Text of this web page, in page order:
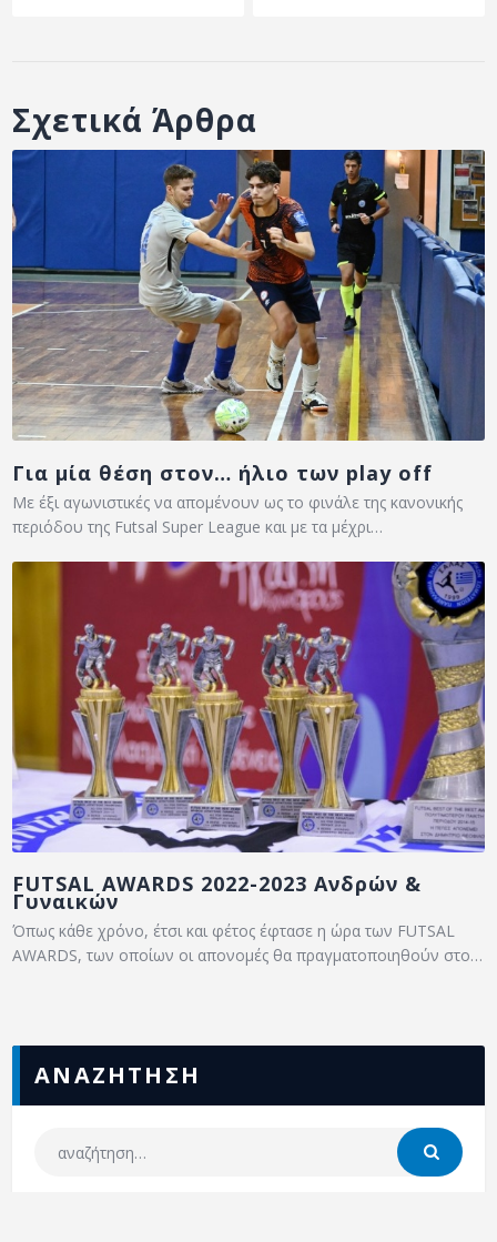
Σχετικά Άρθρα
Για μία θέση στον… ήλιο των play off
Με έξι αγωνιστικές να απομένουν ως το φινάλε της κανονικής
περιόδου της Futsal Super League και με τα μέχρι…
FUTSAL AWARDS 2022-2023 Ανδρών &
Γυναικών
Όπως κάθε χρόνο, έτσι και φέτος έφτασε η ώρα των FUTSAL
AWARDS, των οποίων οι απονομές θα πραγματοποιηθούν στο…
ΑΝΑΖΗΤΗΣΗ